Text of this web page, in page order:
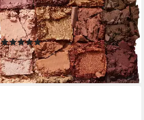
OF NEW YORK, mit perfekter
Nuance-Abstimmung
(31)
13,99 €
lieferbar - in 2-3 Werktagen bei dir